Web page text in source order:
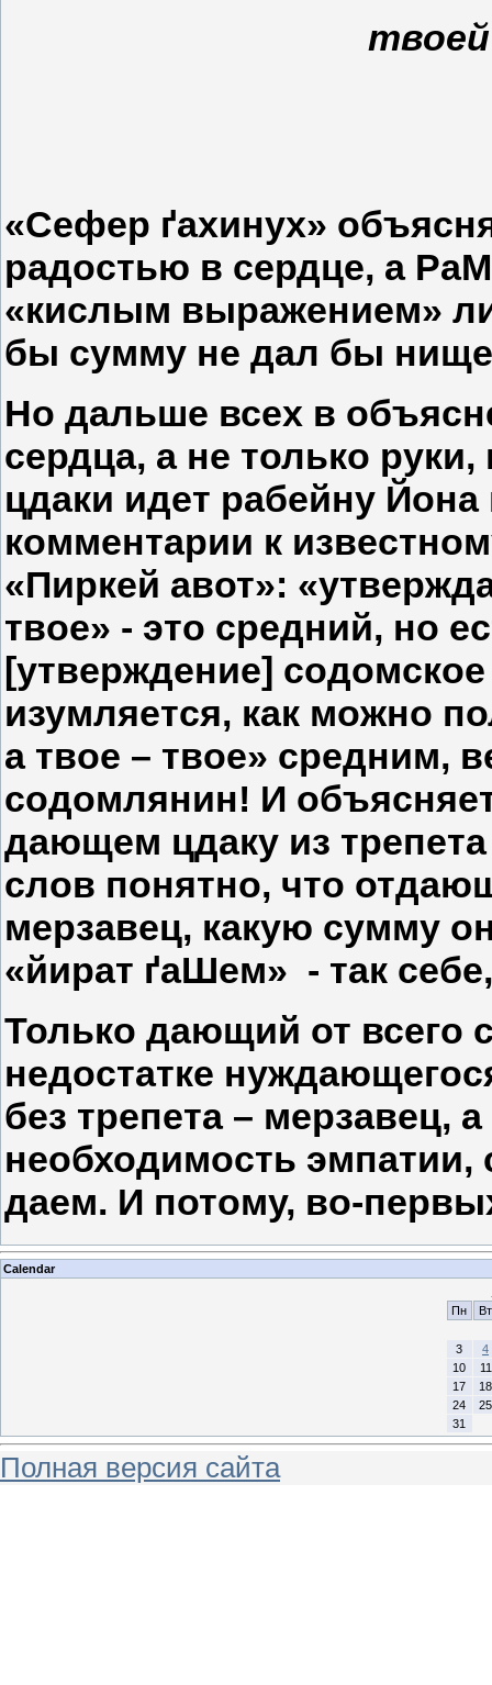
«Сефер ґахинух»
радостью в сердце, а
«кислым выражением»
бы сумму не дал бы
Но дальше всех в
сердца, а не только
цдаки идет рабейну
комментарии к
«Пиркей авот»:
твое» - это средний, но
[утверждение]
изумляется, как можно
а твое – твое» средним,
содомлянин! И
дающем цдаку из
слов понятно, что
мерзавец, какую сумму
«йират ґаШем» - так
Только дающий от всего
недостатке
без трепета – мерзавец,
необходимость эмпатии,
даем. И потому, во-
Calendar
Пн
Вт
3
4
10
11
17
18
24
25
31
Полная версия сайта